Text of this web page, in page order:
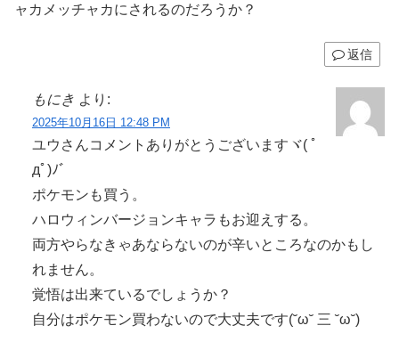
ャカメッチャカにされるのだろうか？
返信
もにき より:
2025年10月16日 12:48 PM
ユウさんコメントありがとうございますヾ( ﾟ
дﾟ)ﾉ゛
ポケモンも買う。
ハロウィンバージョンキャラもお迎えする。
両方やらなきゃあならないのが辛いところなのかもし
れません。
覚悟は出来ているでしょうか？
自分はポケモン買わないので大丈夫です(˘ω˘ 三 ˘ω˘)